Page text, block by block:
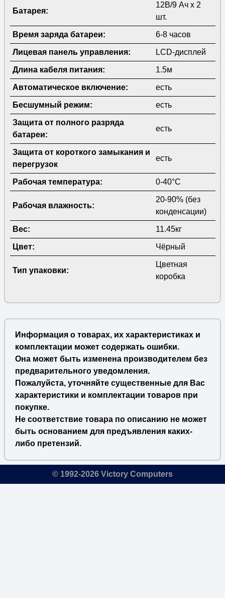
Батарея:
12В/9 Ач х 2
шт.
Время заряда батареи: 6-8 часов
Лицевая панель управления: LCD-дисплей
Длина кабеля питания: 1.5м
Автоматическое включение: есть
Бесшумный режим: есть
Защита от полного разряда
батареи:
есть
Защита от короткого замыкания и
перегрузок
есть
Рабочая температура: 0-40°С
Рабочая влажность:
20-90% (без
конденсации)
Вес: 11.45кг
Цвет: Чёрный
Тип упаковки:
Цветная
коробка
Информация о товарах, их характеристиках и
комплектации может содержать ошибки.
Она может быть изменена производителем без
предварительного уведомления.
Пожалуйста, уточняйте существенные для Вас
характеристики и комплектации товаров при
покупке.
Не соответствие товара по описанию не может
быть основанием для предъявления каких-
либо претензий.
© 1992-2026 Victory Computers